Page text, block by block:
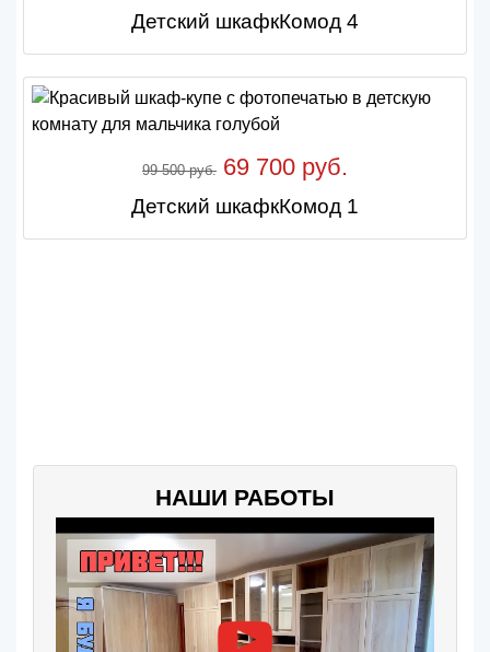
Детский шкафкКомод 4
99 500 руб. 69 700 руб.
Детский шкафкКомод 1
НАШИ РАБОТЫ